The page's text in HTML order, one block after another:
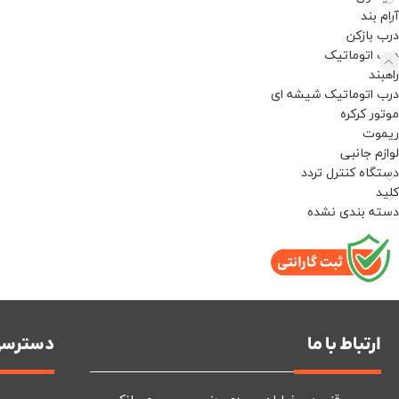
آرام بند
درب بازکن
درب اتوماتیک
راهبند
درب اتوماتیک شیشه ای
موتور کرکره
ریموت
لوازم جانبی
دستگاه کنترل تردد
کلید
دسته بندی نشده
ارتباط با ما